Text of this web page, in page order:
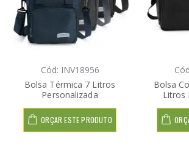
Cód: INV18956
Bolsa Térmica 7 Litros
Personalizada
ORÇAR ESTE PRODUTO
Bolsa
Litros